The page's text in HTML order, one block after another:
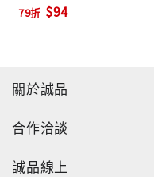
79折 $94
關於誠品
合作洽談
誠品線上